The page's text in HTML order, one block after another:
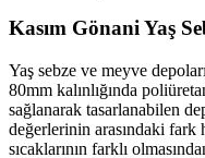
Kasım Gönani Yaş
Yaş sebze ve meyve
80mm kalınlığında
sağlanarak tasarlanabilen
değerlerinin arasındaki fark
sıcaklarının farklı